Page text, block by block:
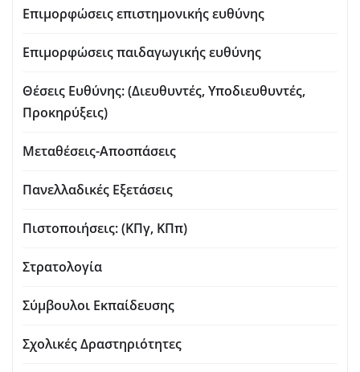
Επιμορφώσεις επιστημονικής ευθύνης
Επιμορφώσεις παιδαγωγικής ευθύνης
Θέσεις Ευθύνης: (Διευθυντές, Υποδιευθυντές,
Προκηρύξεις)
Μεταθέσεις-Αποσπάσεις
Πανελλαδικές Εξετάσεις
Πιστοποιήσεις: (ΚΠγ, ΚΠπ)
Στρατολογία
Σύμβουλοι Εκπαίδευσης
Σχολικές Δραστηριότητες